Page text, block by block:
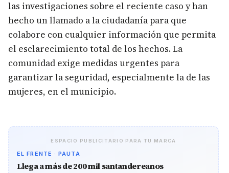
las investigaciones sobre el reciente caso y han
hecho un llamado a la ciudadanía para que
colabore con cualquier información que permita
el esclarecimiento total de los hechos. La
comunidad exige medidas urgentes para
garantizar la seguridad, especialmente la de las
mujeres, en el municipio.
ESPACIO PUBLICITARIO PARA TU MARCA
EL FRENTE · PAUTA
Llega a más de 200 mil santandereanos